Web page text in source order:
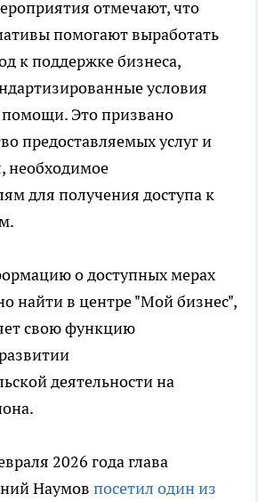
отмечают, что
помогают выработать
к поддержке бизнеса,
условия
помощи. Это призвано
предоставляемых услуг и
необходимое
для получения доступа к
о доступных мерах
найти в центре "Мой бизнес",
свою функцию
деятельности на
2026 года глава
Наумов посетил один из